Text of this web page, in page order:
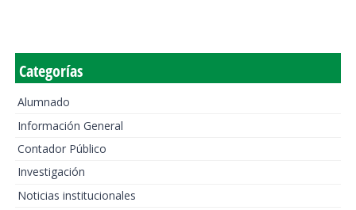
Categorías
Alumnado
Información General
Contador Público
Investigación
Noticias institucionales